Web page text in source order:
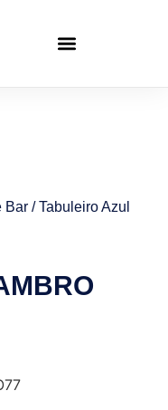
Bar / Tabuleiro Azul